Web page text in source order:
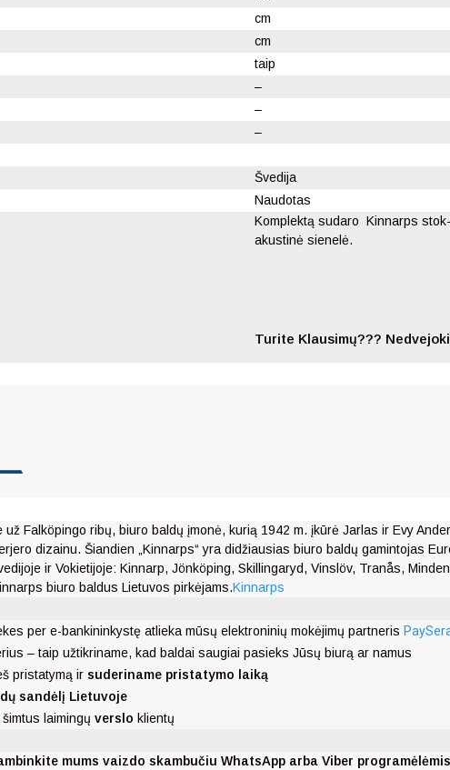
cm
cm
taip
–
–
–
Švedija
Naudotas
Komplektą sudaro Kinnarps
akustinė sienelė.
Turite Klausimų???
Falköpingo ribų, biuro baldų įmonė, kurią 1942 m. įkūrė Jarlas ir Evy
dizainu. Šiandien „Kinnarps“ yra didžiausias biuro baldų gamintojas
ir Vokietijoje: Kinnarp, Jönköping, Skillingaryd, Vinslöv, Tranås,
biuro baldus Lietuvos pirkėjams.Kinnarps
per e-bankininkystę atlieka mūsų elektroninių mokėjimų partneris
– taip užtikriname, kad baldai saugiai pasieks Jūsų biurą ar namus
pristatymą ir suderiname pristatymo laiką
sandėlį Lietuvoje
laimingų verslo klientų
mums vaizdo skambučiu WhatsApp arba Viber